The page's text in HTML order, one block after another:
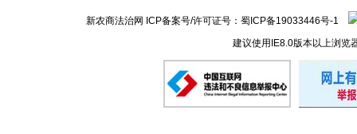
新农商法治网 ICP备案号/许可证号： 蜀ICP备19033446号-1
建议使用IE8.0版本以上浏览